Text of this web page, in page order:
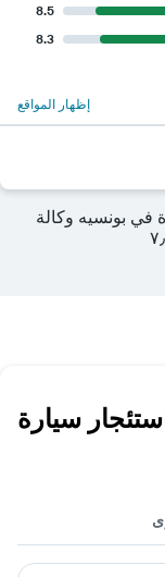
8.5
8.3
إظهار المواقع
في بونسيه وكالة
سيارة